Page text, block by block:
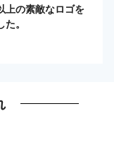
上の素敵なロゴを
。